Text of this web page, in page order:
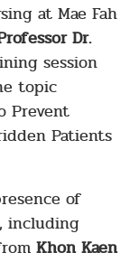
at Mae Fah
Dr.
session
topic
Prevent
Patients
of
including
Khon Kaen